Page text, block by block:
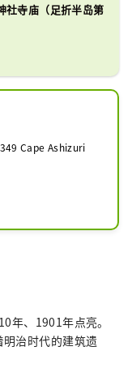
社寺庙（足折半岛第
Cape Ashizuri
大师（空海）的
树木、岩壁和壮
年、1901年点亮。
治时代的建筑遗